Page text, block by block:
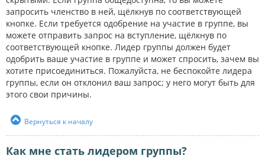
запросить членство в ней, щёлкнув по соответствующей
кнопке. Если требуется одобрение на участие в группе, вы
можете отправить запрос на вступление, щёлкнув по
соответствующей кнопке. Лидер группы должен будет
одобрить ваше участие в группе и может спросить, зачем вы
хотите присоединиться. Пожалуйста, не беспокойте лидера
группы, если он отклонил ваш запрос; у него могут быть для
этого свои причины.
Вернуться к началу
Как мне стать лидером группы?